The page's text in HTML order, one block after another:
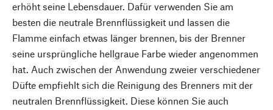
erhöht seine Lebensdauer. Dafür verwenden Sie am
besten die neutrale Brennflüssigkeit und lassen die
Flamme einfach etwas länger brennen, bis der Brenner
seine ursprüngliche hellgraue Farbe wieder angenommen
hat. Auch zwischen der Anwendung zweier verschiedener
Düfte empfiehlt sich die Reinigung des Brenners mit der
neutralen Brennflüssigkeit. Diese können Sie auch